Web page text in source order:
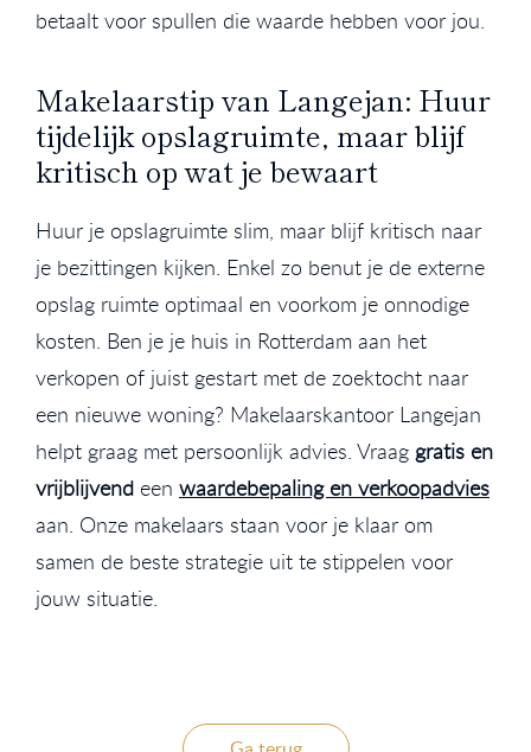
betaalt voor spullen die waarde hebben voor jou.
Makelaarstip van Langejan: Huur
tijdelijk opslagruimte, maar blijf
kritisch op wat je bewaart
Huur je opslagruimte slim, maar blijf kritisch naar
je bezittingen kijken. Enkel zo benut je de externe
opslag ruimte optimaal en voorkom je onnodige
kosten. Ben je je huis in Rotterdam aan het
verkopen of juist gestart met de zoektocht naar
een nieuwe woning? Makelaarskantoor Langejan
helpt graag met persoonlijk advies. Vraag gratis en
vrijblijvend een waardebepaling en verkoopadvies
aan. Onze makelaars staan voor je klaar om
samen de beste strategie uit te stippelen voor
jouw situatie.